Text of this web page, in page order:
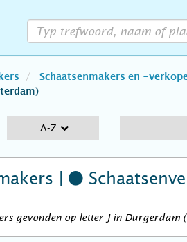
Schaatsenmakers en -
A-Z
|
gevonden op letter J in Durgerdam